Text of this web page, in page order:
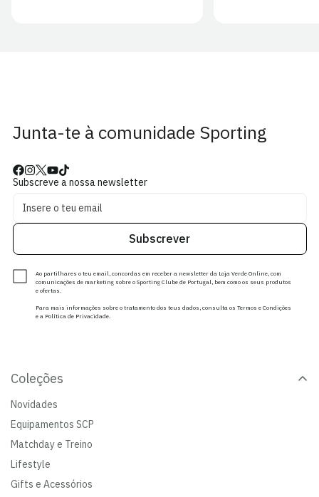
Junta-te à comunidade Sporting
Subscreve a nossa newsletter
Subscrever
Ao partilhares o teu email, concordas em receber a newsletter da Loja Verde Online, com
comunicações de marketing sobre o Sporting Clube de Portugal, bem como os seus produtos
e ofertas.
Para mais informações sobre o tratamento dos teus dados, consulta os Termos e Condições
e a Política de Privacidade.
Coleções
Novidades
Equipamentos SCP
Matchday e Treino
Lifestyle
Gifts e Acessórios